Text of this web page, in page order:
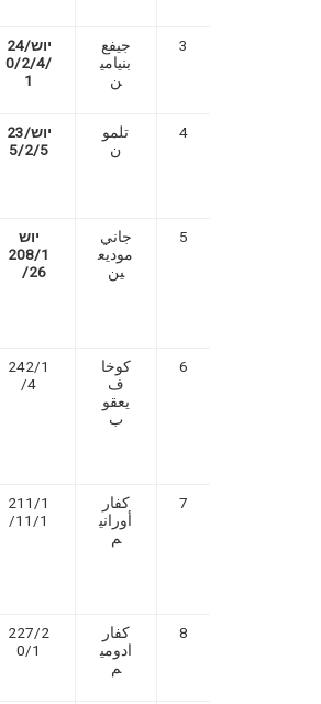
3
جيفع
بنيامي
ن
יוש/24
0/2/4/
1
4
تلمو
ن
יוש/23
5/2/5
5
جاني
موديع
ين
יוש
208/1
/26
6
كوخا
ف
يعقو
ب
242/1
/4
7
كفار
أوراني
م
211/1
/11/1
8
كفار
ادومي
م
227/2
0/1